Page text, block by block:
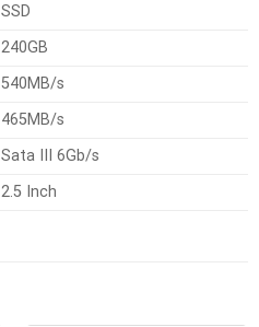
SSD
240GB
540MB/s
465MB/s
Sata III 6Gb/s
2.5 Inch